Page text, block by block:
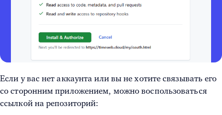
Если у вас нет аккаунта или вы не хотите связывать его
со сторонним приложением, можно воспользоваться
ссылкой на репозиторий: